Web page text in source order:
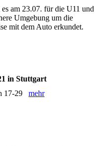
am 23.07. für die U11 und
Umgebung um die
mit dem Auto erkundet.
in Stuttgart
17-29 mehr